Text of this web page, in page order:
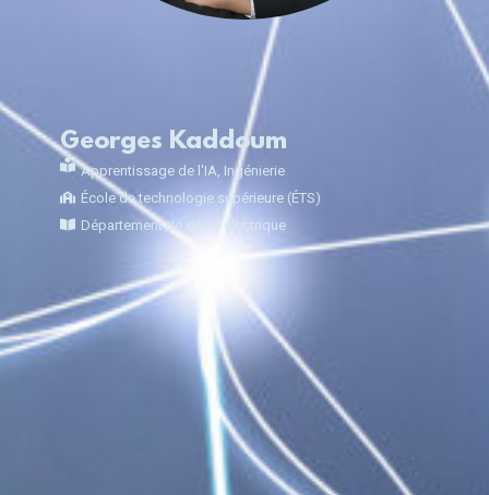
Georges Kaddoum
Apprentissage de l'IA, Ingénierie
École de technologie supérieure (ÉTS)
Département de génie électrique